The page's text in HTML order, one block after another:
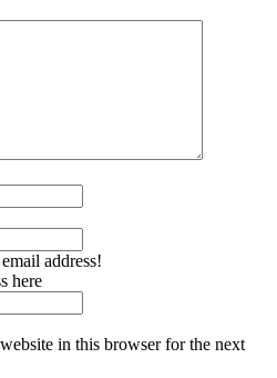
address!
here
in this browser for the next